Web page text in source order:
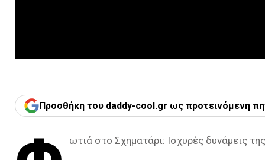
Προσθήκη του daddy-cool.gr ως προτεινόμενη
ωτιά στο Σχηματάρι: Ισχυρές δυνάμεις